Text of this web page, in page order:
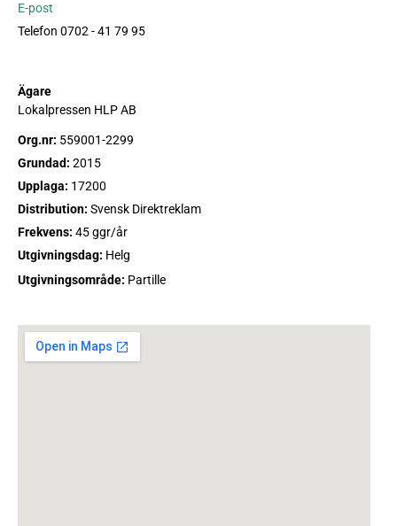
E-post
Telefon 0702 - 41 79 95
Ägare
Lokalpressen HLP AB
Org.nr: 559001-2299
Grundad: 2015
Upplaga: 17200
Distribution: Svensk Direktreklam
Frekvens: 45 ggr/år
Utgivningsdag: Helg
Utgivningsområde: Partille